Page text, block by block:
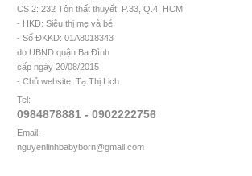
CS 2: 232 Tôn thất thuyết, P.33, Q.4, HCM
- HKD: Siêu thị mẹ và bé
- Số ĐKKD: 01A8018343
do UBND quận Ba Đình
cấp ngày 20/08/2015
- Chủ website: Tạ Thị Lịch
Tel:
0984878881 - 0902222756
Email:
nguyenlinhbabyborn@gmail.com